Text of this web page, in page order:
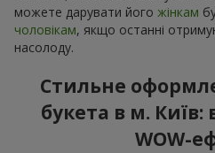
можете дарувати його жінкам
чоловікам, якщо останні
насолоду.
Стильне
букета в м. Київ:
WOW-